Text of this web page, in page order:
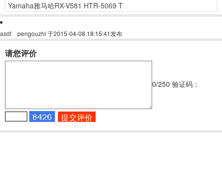
Yamaha雅马哈RX-V581 HTR-5069 T
asdf pengouzhi 于2015-04-08 18:15:41发布
请您评价
0/250 验证码：